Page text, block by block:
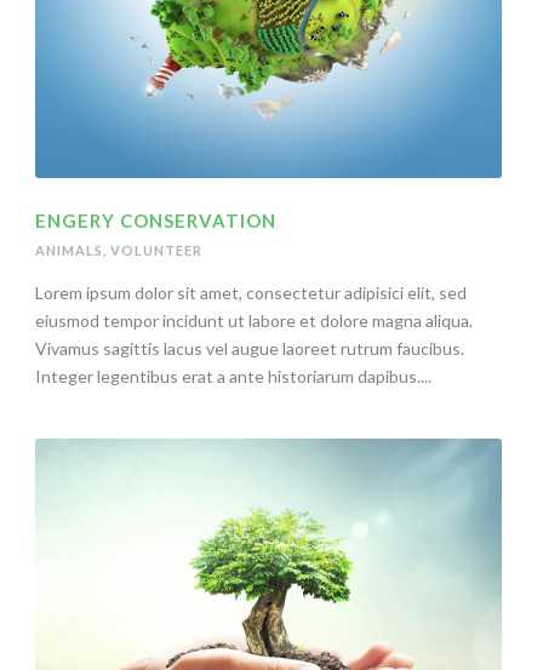
ENGERY CONSERVATION
ANIMALS VOLUNTEER
Lorem ipsum dolor sit amet, consectetur adipisici elit, sed
eiusmod tempor incidunt ut labore et dolore magna aliqua.
Vivamus sagittis lacus vel augue laoreet rutrum faucibus.
Integer legentibus erat a ante historiarum dapibus....